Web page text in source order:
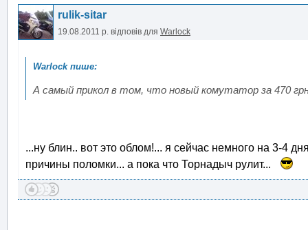
rulik-sitar
19.08.2011 р. відповів для Warlock
А самый прикол в том, что новый комутатор за 470
...ну блин.. вот это облом!... я сейчас немного на 3-4
причины поломки... а пока что Торнадыч рулит...